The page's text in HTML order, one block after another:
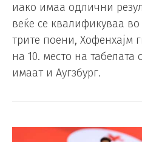
иако имаа одлични
веќе се квалификуваа
трите поени, Хофенхајм
на 10. место на табелата
имаат и Аугзбург.